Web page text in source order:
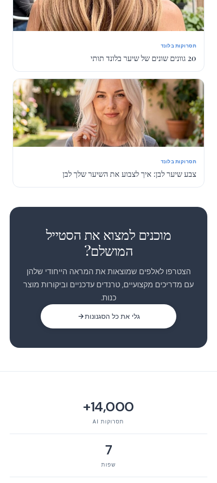
תסרוקות בלונד
20 גוונים שונים של שיער בלונד תותי
תסרוקות בלונד
צבע שיער לבן: איך לצבוע את השיער שלך לבן
מוכנים למצוא את הסטייל
המושלם?
הצטרפו לאלפים שמוצאות את המראה הייחודי שלהן
עם מדריכים מקצועיים, טרנדים עדכניים וביקורות מוצר
כנות.
גלי את כל הסגנונות
14,000+
תסרוקות AI
7
שפות